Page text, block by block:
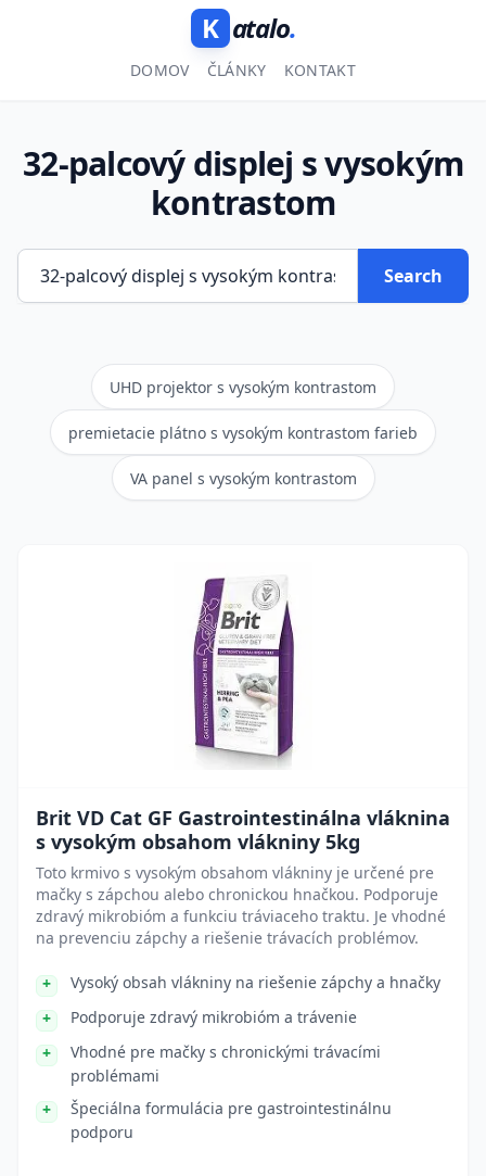
K atalo.
DOMOV ČLÁNKY KONTAKT
32-palcový displej s vysokým
kontrastom
Search
UHD projektor s vysokým kontrastom
premietacie plátno s vysokým kontrastom farieb
VA panel s vysokým kontrastom
Brit VD Cat GF Gastrointestinálna vláknina
s vysokým obsahom vlákniny 5kg
Toto krmivo s vysokým obsahom vlákniny je určené pre
mačky s zápchou alebo chronickou hnačkou. Podporuje
zdravý mikrobióm a funkciu tráviaceho traktu. Je vhodné
na prevenciu zápchy a riešenie trávacích problémov.
Vysoký obsah vlákniny na riešenie zápchy a hnačky
Podporuje zdravý mikrobióm a trávenie
Vhodné pre mačky s chronickými trávacími
problémami
Špeciálna formulácia pre gastrointestinálnu
podporu